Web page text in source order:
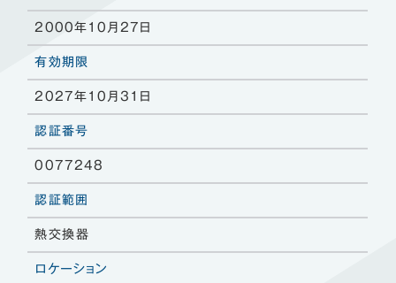
2000年10月27日
有効期限
2027年10月31日
認証番号
0077248
認証範囲
熱交換器
ロケーション